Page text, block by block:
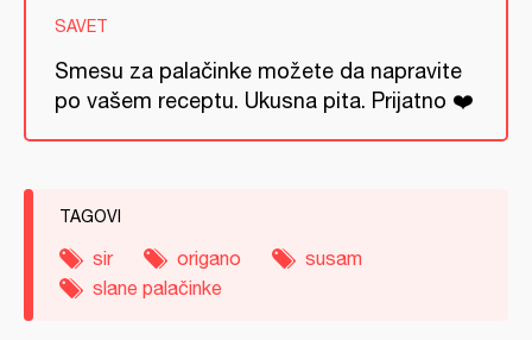
SAVET
Smesu za palačinke možete da napravite
po vašem receptu. Ukusna pita. Prijatno ❤️
TAGOVI
sir origano
susam
slane palačinke